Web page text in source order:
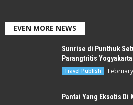
EVEN MORE NEWS
Sunrise di Punthuk
Parangtritis Yogyakarta
Travel Publish
Pantai Yang Eksotis Di